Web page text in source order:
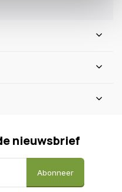
nieuwsbrief
Abonneer